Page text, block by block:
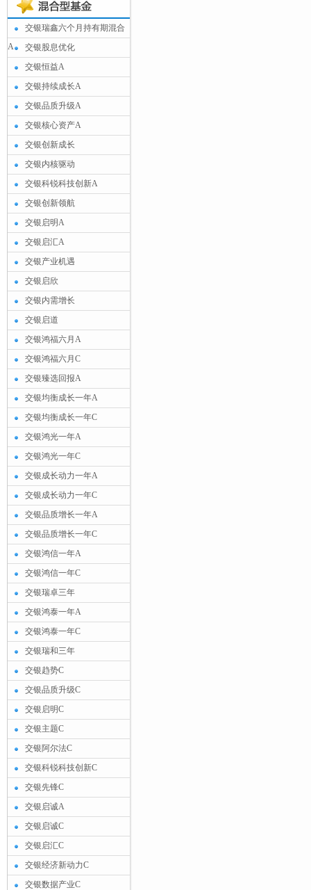
交银瑞鑫六个月持有期混合
A
交银股息优化
交银恒益A
交银持续成长A
交银品质升级A
交银核心资产A
交银创新成长
交银内核驱动
交银科锐科技创新A
交银创新领航
交银启明A
交银启汇A
交银产业机遇
交银启欣
交银内需增长
交银启道
交银鸿福六月A
交银鸿福六月C
交银臻选回报A
交银均衡成长一年A
交银均衡成长一年C
交银鸿光一年A
交银鸿光一年C
交银成长动力一年A
交银成长动力一年C
交银品质增长一年A
交银品质增长一年C
交银鸿信一年A
交银鸿信一年C
交银瑞卓三年
交银鸿泰一年A
交银鸿泰一年C
交银瑞和三年
交银趋势C
交银品质升级C
交银启明C
交银主题C
交银阿尔法C
交银科锐科技创新C
交银先锋C
交银启诚A
交银启诚C
交银启汇C
交银经济新动力C
交银数据产业C